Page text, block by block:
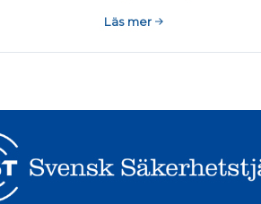
Läs mer